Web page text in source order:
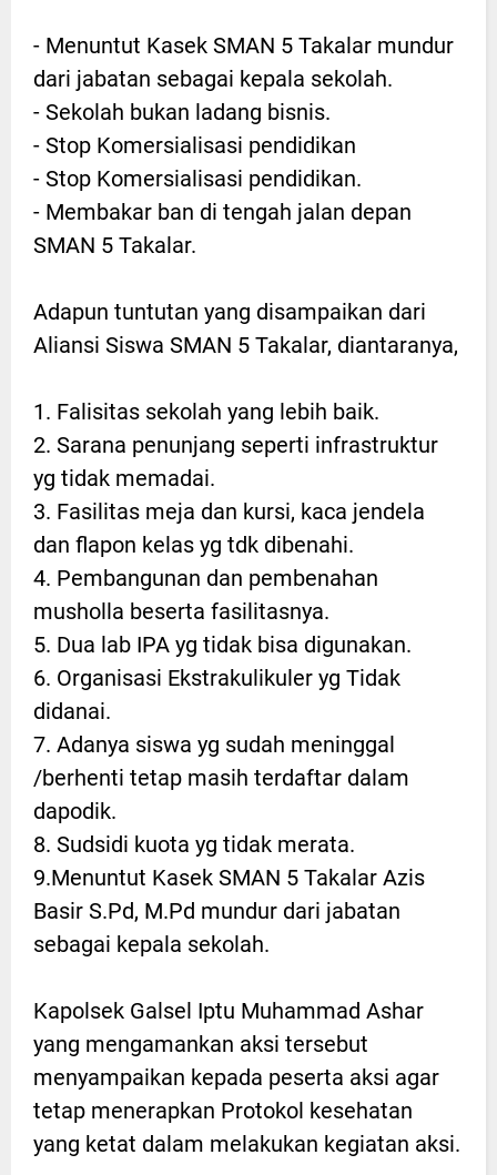
- Menuntut Kasek SMAN 5 Takalar mundur
dari jabatan sebagai kepala sekolah.
- Sekolah bukan ladang bisnis.
- Stop Komersialisasi pendidikan
- Stop Komersialisasi pendidikan.
- Membakar ban di tengah jalan depan
SMAN 5 Takalar.
Adapun tuntutan yang disampaikan dari
Aliansi Siswa SMAN 5 Takalar, diantaranya,
1. Falisitas sekolah yang lebih baik.
2. Sarana penunjang seperti infrastruktur
yg tidak memadai.
3. Fasilitas meja dan kursi, kaca jendela
dan flapon kelas yg tdk dibenahi.
4. Pembangunan dan pembenahan
musholla beserta fasilitasnya.
5. Dua lab IPA yg tidak bisa digunakan.
6. Organisasi Ekstrakulikuler yg Tidak
didanai.
7. Adanya siswa yg sudah meninggal
/berhenti tetap masih terdaftar dalam
dapodik.
8. Sudsidi kuota yg tidak merata.
9.Menuntut Kasek SMAN 5 Takalar Azis
Basir S.Pd, M.Pd mundur dari jabatan
sebagai kepala sekolah.
Kapolsek Galsel Iptu Muhammad Ashar
yang mengamankan aksi tersebut
menyampaikan kepada peserta aksi agar
tetap menerapkan Protokol kesehatan
yang ketat dalam melakukan kegiatan aksi.